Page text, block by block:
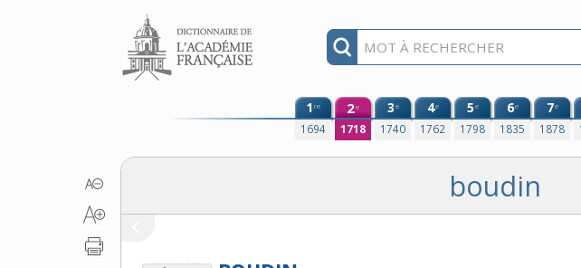
Aller au contenu
1re
1694
2e
1718
3e
1740
4e
1762
5e
1798
6e
1835
7e
1878
boudin